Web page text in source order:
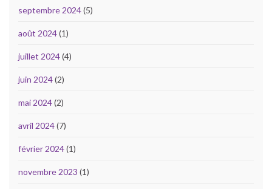
septembre 2024(5)
août 2024(1)
juillet 2024(4)
juin 2024(2)
mai 2024(2)
avril 2024(7)
février 2024(1)
novembre 2023 (1)